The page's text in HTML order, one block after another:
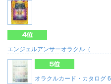
エンジェルアンサーオラクル（
オラクルカード・カタログ 6